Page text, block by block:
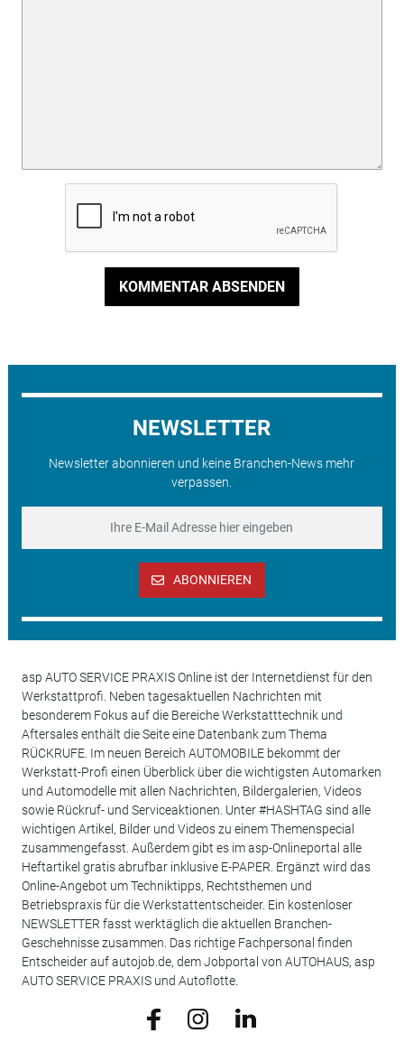
KOMMENTAR ABSENDEN
NEWSLETTER
Newsletter abonnieren und keine Branchen-News mehr
verpassen.
ABONNIEREN
asp AUTO SERVICE PRAXIS Online ist der Internetdienst für den
Werkstattprofi. Neben tagesaktuellen Nachrichten mit
besonderem Fokus auf die Bereiche Werkstatttechnik und
Aftersales enthält die Seite eine Datenbank zum Thema
RÜCKRUFE. Im neuen Bereich AUTOMOBILE bekommt der
Werkstatt-Profi einen Überblick über die wichtigsten Automarken
und Automodelle mit allen Nachrichten, Bildergalerien, Videos
sowie Rückruf- und Serviceaktionen. Unter #HASHTAG sind alle
wichtigen Artikel, Bilder und Videos zu einem Themenspecial
zusammengefasst. Außerdem gibt es im asp-Onlineportal alle
Heftartikel gratis abrufbar inklusive E-PAPER. Ergänzt wird das
Online-Angebot um Techniktipps, Rechtsthemen und
Betriebspraxis für die Werkstattentscheider. Ein kostenloser
NEWSLETTER fasst werktäglich die aktuellen Branchen-
Geschehnisse zusammen. Das richtige Fachpersonal finden
Entscheider auf autojob.de, dem Jobportal von AUTOHAUS, asp
AUTO SERVICE PRAXIS und Autoflotte.